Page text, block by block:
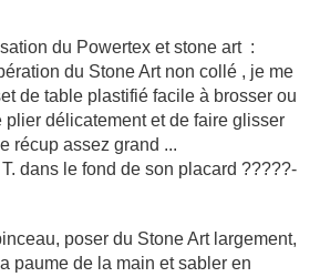
du Powertex et stone art :
du Stone Art non collé , je me
de table plastifié facile à brosser ou
plier délicatement et de faire glisser
récup assez grand ...
dans le fond de son placard ?????-
poser du Stone Art largement,
paume de la main et sabler en